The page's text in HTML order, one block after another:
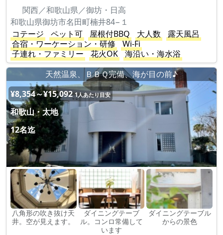
関西／和歌山県／御坊・日高
和歌山県御坊市名田町楠井84−１
コテージ
ペット可 屋根付BBQ 大人数
露天風呂
合宿・ワーケーション・研修
Wi-Fi
子連れ・ファミリー
花火OK
海沿い・海水浴
天然温泉、ＢＢＱ完備、海が目の前♪
¥8,354～¥15,092 1人あたり目安
和歌山・太地
12名迄
八角形の吹き抜け天
井。空が見えます。
ダイニングテーブ
ル。コンロ常備して
います
ダイニングテーブル
からの景色